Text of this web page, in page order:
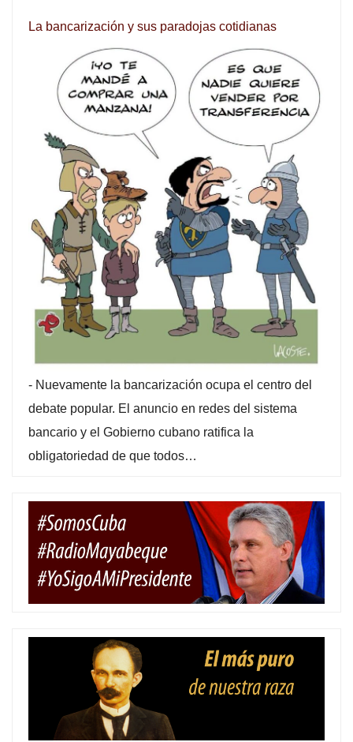
La bancarización y sus paradojas cotidianas
- Nuevamente la bancarización ocupa el centro del
debate popular. El anuncio en redes del sistema
bancario y el Gobierno cubano ratifica la
obligatoriedad de que todos…